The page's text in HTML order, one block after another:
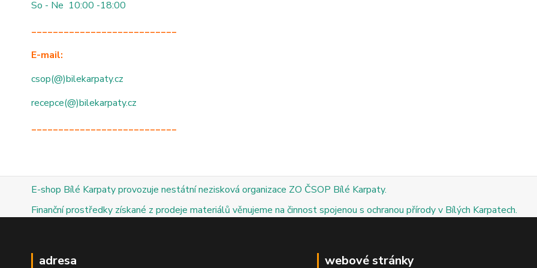
So - Ne 10:00 -18:00
___________________________
E-mail:
csop(@)bilekarpaty.cz
recepce(@)bilekarpaty.cz
___________________________
E-shop Bílé Karpaty provozuje nestátní nezisková organizace ZO ČSOP Bílé Karpaty.
Finanční prostředky získané z prodeje materiálů věnujeme na činnost spojenou s ochranou přírody v Bílých Karpatech.
adresa webové stránky